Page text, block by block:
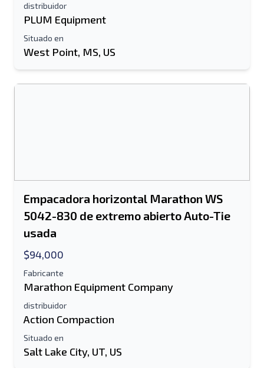
distribuidor
PLUM Equipment
Situado en
West Point, MS, US
Empacadora horizontal Marathon WS
5042-830 de extremo abierto Auto-Tie
usada
$94,000
Fabricante
Marathon Equipment Company
distribuidor
Action Compaction
Situado en
Salt Lake City, UT, US